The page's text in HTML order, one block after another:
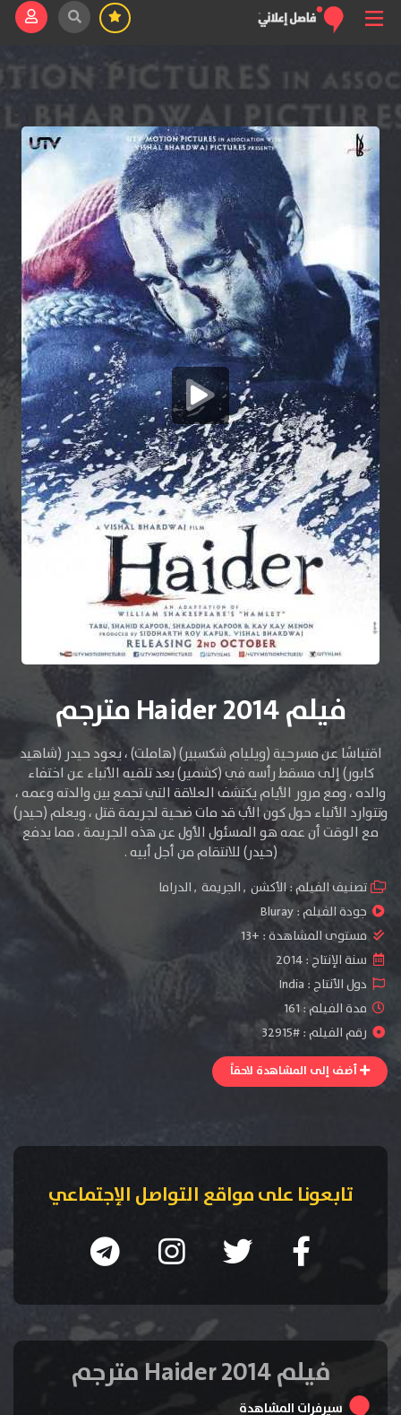
فيلم Haider 2014 مترجم
اقتباسًا عن مسرحية (ويليام شكسبير) (هاملت) ، يعود حيدر (شاهيد
كابور) إلى مسقط رأسه في (كشمير) بعد تلقيه الأنباء عن اختفاء
والده ، ومع مرور الأيام يكتشف العلاقة التي تجمع بين والدته وعمه ،
وتتوارد الأنباء حول كون الأب قد مات ضحية لجريمة قتل ، ويعلم (حيدر)
مع الوقت أن عمه هو المسئول الأول عن هذه الجريمة ، مما يدفع
(حيدر) للانتقام من أجل أبيه .
تصنيف الفيلم :الأكشن ,الجريمة ,الدراما
جودة الفيلم :Bluray
مستوى المشاهدة : +13
سنة الإنتاج :2014
دول الأنتاج : India
مدة الفيلم : 161
رقم الفيلم : #32915
أضف إلى المشاهدة لاحقاً
تابعونا على مواقع التواصل الإجتماعي
فيلم Haider 2014 مترجم
سيرفرات المشاهدة